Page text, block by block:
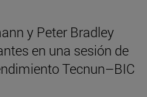
y Peter Bradley
en una sesión de
Tecnun–BIC